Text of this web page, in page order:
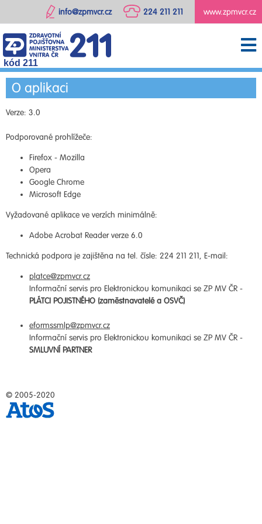
www.zpmvcr.cz
224 211 211
info@zpmvcr.cz
kód 211
O aplikaci
Verze: 3.0
Podporované prohlížeče:
Firefox - Mozilla
Opera
Google Chrome
Microsoft Edge
Vyžadované aplikace ve verzích minimálně:
Adobe Acrobat Reader verze 6.0
Technická podpora je zajištěna na tel. čísle: 224 211 211, E-mail:
platce@zpmvcr.cz
Informační servis pro Elektronickou komunikaci se ZP MV ČR -
PLÁTCI POJISTNÉHO (zaměstnavatelé a OSVČ)
eformssmlp@zpmvcr.cz
Informační servis pro Elektronickou komunikaci se ZP MV ČR -
SMLUVNÍ PARTNER
© 2005-2020